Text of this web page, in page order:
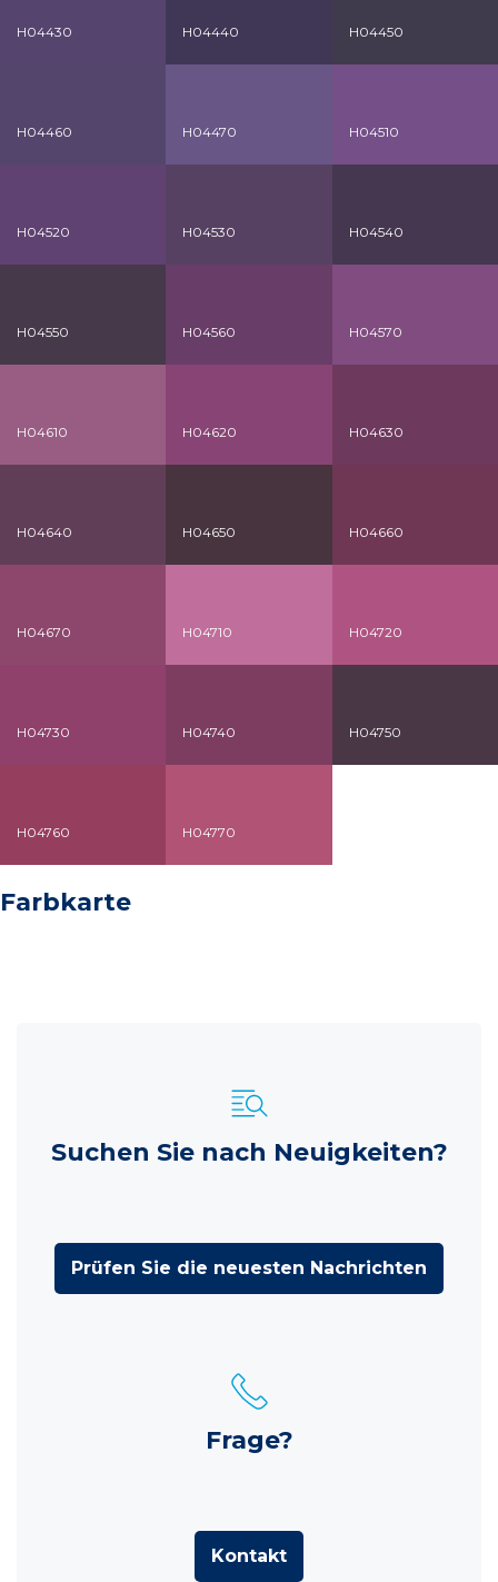
H04430 H04440 H04450
H04460 H04470 H04510
H04520 H04530 H04540
H04550 H04560 H04570
H04610 H04620 H04630
H04640 H04650 H04660
H04670 H04710 H04720
H04730 H04740 H04750
H04760 H04770
Farbkarte
Suchen Sie nach Neuigkeiten?
Prüfen Sie die neuesten Nachrichten
Frage?
Kontakt